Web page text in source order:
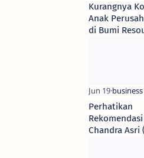
Kurangnya
Anak
di Bumi
Perhatikan
Chandra Asri